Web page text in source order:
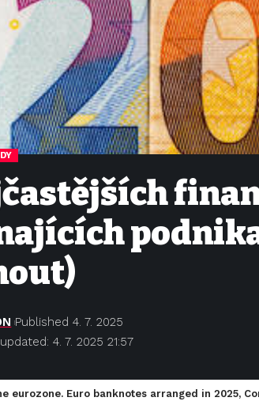
4. 7. 2025 21:57
Published 4. 7. 2025
eurozone. Euro banknotes arranged in 2025,